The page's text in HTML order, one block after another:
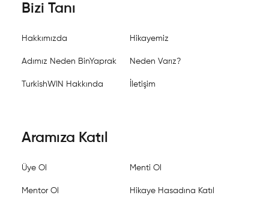
Bizi Tanı
Hakkımızda Hikayemiz
Adımız Neden BinYaprak Neden Varız?
TurkishWIN Hakkında İletişim
Aramıza Katıl
Üye Ol Menti Ol
Mentor Ol Hikaye Hasadına Katıl